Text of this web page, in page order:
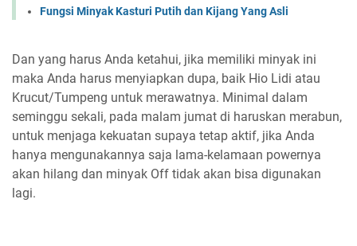
Fungsi Minyak Kasturi Putih dan Kijang Yang Asli
Dan yang harus Anda ketahui, jika memiliki minyak ini
maka Anda harus menyiapkan dupa, baik Hio Lidi atau
Krucut/Tumpeng untuk merawatnya. Minimal dalam
seminggu sekali, pada malam jumat di haruskan merabun,
untuk menjaga kekuatan supaya tetap aktif, jika Anda
hanya mengunakannya saja lama-kelamaan powernya
akan hilang dan minyak Off tidak akan bisa digunakan
lagi.